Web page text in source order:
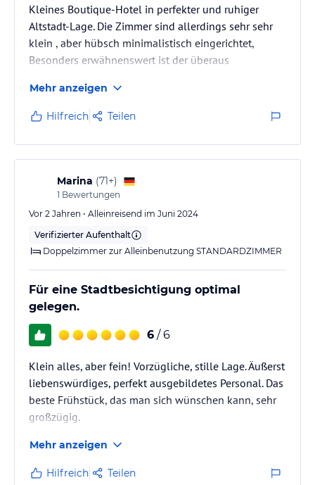
Kleines Boutique-Hotel in perfekter und ruhiger
Altstadt-Lage. Die Zimmer sind allerdings sehr sehr
klein , aber hübsch minimalistisch eingerichtet,
Besonders erwähnenswert ist der überaus
beim Frühstück .
Mehr anzeigen
Hilfreich Teilen
Marina (71+)
1 Bewertungen
Vor 2 Jahren • Alleinreisend im Juni 2024
Verifizierter Aufenthalt
Doppelzimmer zur Alleinbenutzung STANDARDZIMMER
Für eine Stadtbesichtigung optimal
gelegen.
6 / 6
Klein alles, aber fein! Vorzügliche, stille Lage. Äußerst
liebenswürdiges, perfekt ausgebildetes Personal. Das
beste Frühstück, das man sich wünschen kann, sehr
großzügig.
Mehr anzeigen
Hilfreich Teilen